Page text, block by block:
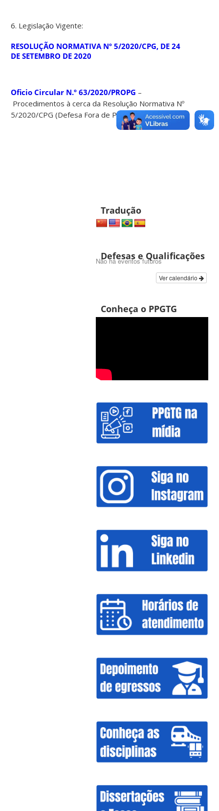
6. Legislação Vigente:
RESOLUÇÃO NORMATIVA Nº 5/2020/CPG, DE 24
DE SETEMBRO DE 2020
Oficio Circular N.º 63/2020/PROPG –
Procedimentos à cerca da Resolução Normativa Nº
5/2020/CPG (Defesa Fora de Prazo).
Tradução
Defesas e Qualificações
Não há eventos futuros
Ver calendário
Conheça o PPGTG